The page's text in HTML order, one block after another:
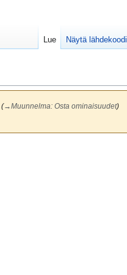
(→Muunnelma: Osta ominaisuudet)
Lue Näytä lähdekoodi